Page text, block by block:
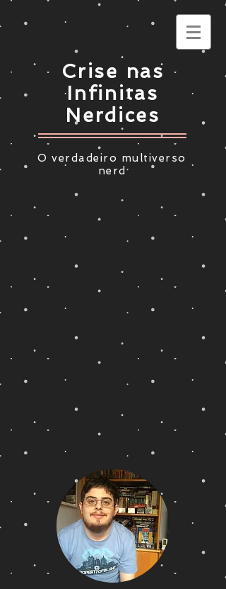
Crise nas
Infinitas
Nerdices
O verdadeiro multiverso
nerd